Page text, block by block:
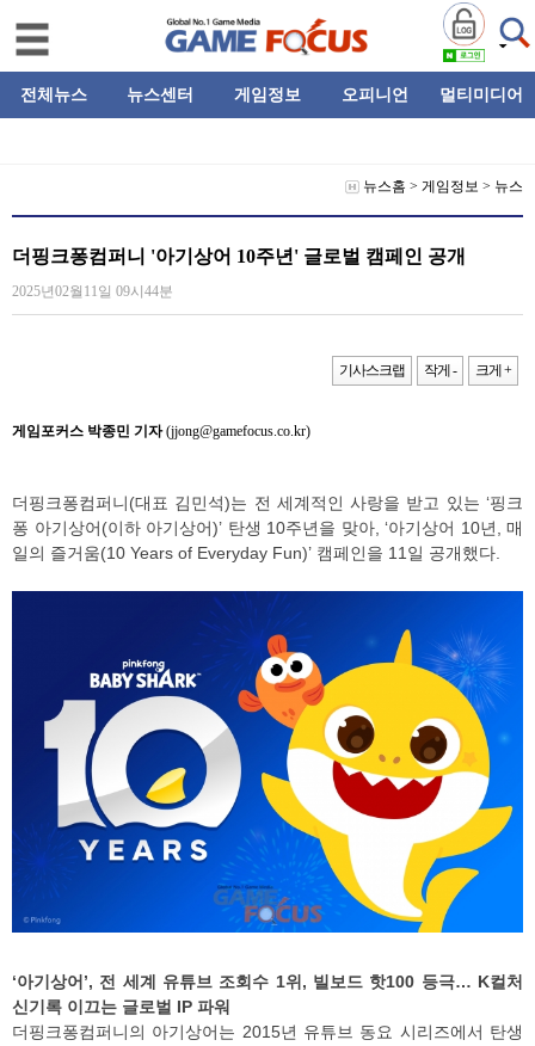
전체뉴스 뉴스센터 게임정보 오피니언 멀티미디어
뉴스홈 > 게임정보 > 뉴스
더핑크퐁컴퍼니 '아기상어 10주년' 글로벌 캠페인 공개
2025년02월11일 09시44분
기사스크랩 작게 - 크게 +
게임포커스 박종민 기자(jjong@gamefocus.co.kr)
더핑크퐁컴퍼니(대표 김민석)는 전 세계적인 사랑을 받고 있는 ‘핑크
퐁 아기상어(이하 아기상어)’ 탄생 10주년을 맞아, ‘아기상어 10년, 매
일의 즐거움(10 Years of Everyday Fun)’ 캠페인을 11일 공개했다.
‘아기상어’, 전 세계 유튜브 조회수 1위, 빌보드 핫100 등극… K컬처
신기록 이끄는 글로벌 IP 파워
더핑크퐁컴퍼니의 아기상어는 2015년 유튜브 동요 시리즈에서 탄생